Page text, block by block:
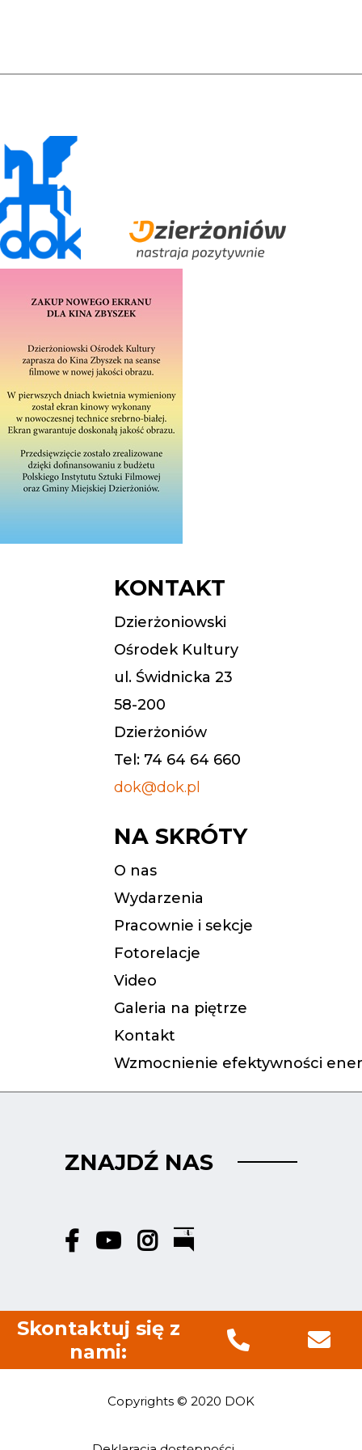
KONTAKT
Dzierżoniowski
Ośrodek Kultury
ul. Świdnicka 23
58-200
Dzierżoniów
Tel: 74 64 64 660
dok@dok.pl
NA SKRÓTY
O nas
Wydarzenia
Pracownie i sekcje
Fotorelacje
Video
Galeria na piętrze
Kontakt
Wzmocnienie efektywności
ZNAJDŹ NAS
Skontaktuj się z
nami:
Copyrights © 2020 DOK